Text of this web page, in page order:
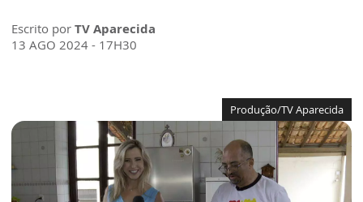
Escrito por TV Aparecida
13 AGO 2024 - 17H30
Produção/TV Aparecida